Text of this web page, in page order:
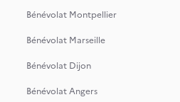
Bénévolat Montpellier
Bénévolat Marseille
Bénévolat Dijon
Bénévolat Angers